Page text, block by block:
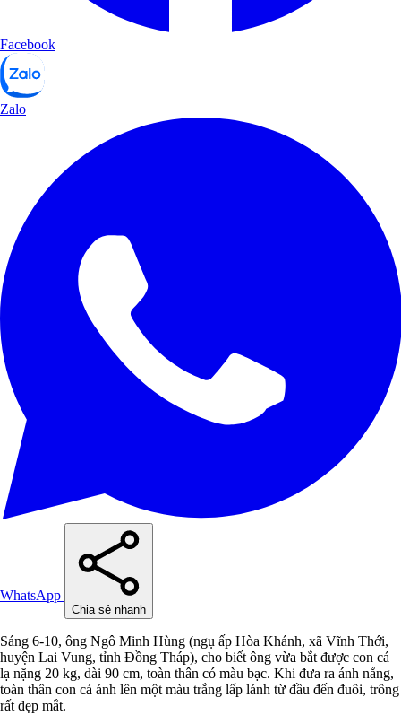
Facebook
Zalo
WhatsApp
Chia sẻ nhanh
Sáng 6-10, ông Ngô Minh Hùng (ngụ ấp Hòa Khánh, xã Vĩnh Thới,
huyện Lai Vung, tỉnh Đồng Tháp), cho biết ông vừa bắt được con cá
lạ nặng 20 kg, dài 90 cm, toàn thân có màu bạc. Khi đưa ra ánh nắng,
toàn thân con cá ánh lên một màu trắng lấp lánh từ đầu đến đuôi, trông
rất đẹp mắt.